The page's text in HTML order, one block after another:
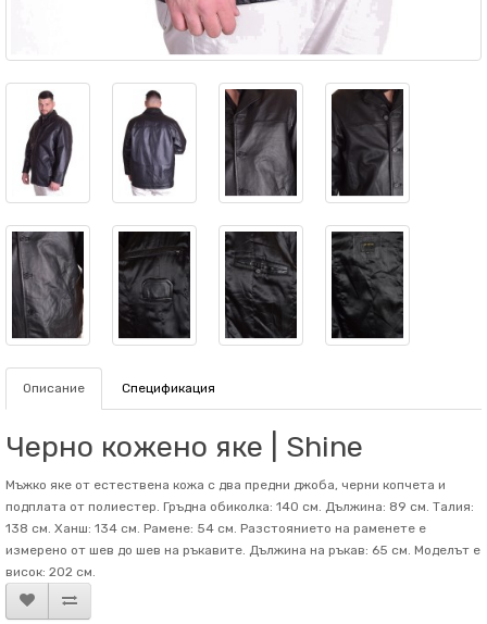
Описание Спецификация
Черно кожено яке | Shine
Мъжко яке от естествена кожа с два предни джоба, черни копчета и
подплата от полиестер. Гръдна обиколка: 140 см. Дължина: 89 см. Талия:
138 см. Ханш: 134 см. Рамене: 54 см. Разстоянието на раменете е
измерено от шев до шев на ръкавите. Дължина на ръкав: 65 см. Mоделът е
висок: 202 см.